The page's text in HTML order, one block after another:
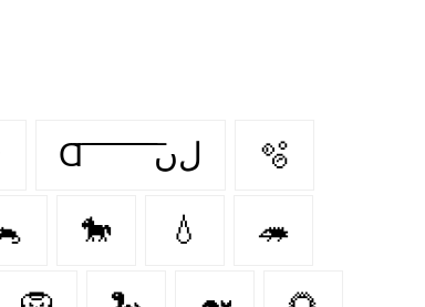
Ɑ͞ ͞ ͞ ͞ ͞ ͞ ͞ ͞ لﮞ 🫧
🐎 💧 🦔